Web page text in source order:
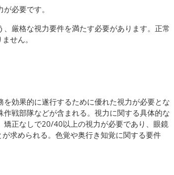
必要です。
厳格な視力要件を満たす必要があります。正常
せん。
効果的に遂行するために優れた視力が必要とな
戦部隊などが含まれる。視力に関する具体的な
正なしで20/40以上の視力が必要であり、眼鏡
求められる。色覚や奥行き知覚に関する要件